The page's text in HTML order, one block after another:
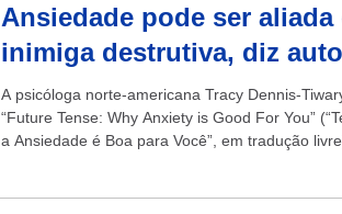
Ansiedade pode ser aliada
inimiga destrutiva, diz
A psicóloga norte-americana Tracy Dennis-
“Future Tense: Why Anxiety is Good For You”
a Ansiedade é Boa para Você”, em tradução